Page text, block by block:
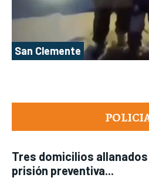
Tres domicilios
prisión preventiva...
San Clemente